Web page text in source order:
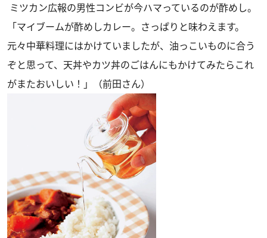
ミツカン広報の男性コンビが今ハマっているのが酢めし。
「マイブームが酢めしカレー。さっぱりと味わえます。
元々中華料理にはかけていましたが、油っこいものに合う
ぞと思って、天丼やカツ丼のごはんにもかけてみたらこれ
がまたおいしい！」（前田さん）